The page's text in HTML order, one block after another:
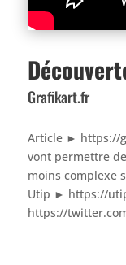
Grafikart.fr
Article ► https://
vont permettre
moins complexe
Utip ► https://
https://